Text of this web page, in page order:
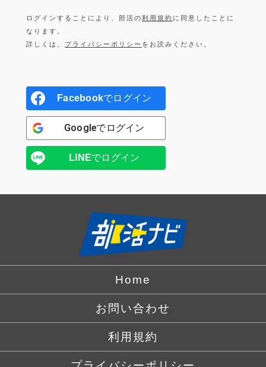
ログインすることにより、部活の利用規約 に同意したことに
なります。
詳しくは、 プライバシーポリシー をお読みください。
Facebookでログイン
Googleでログイン
LINEでログイン
Home
お問い合わせ
利用規約